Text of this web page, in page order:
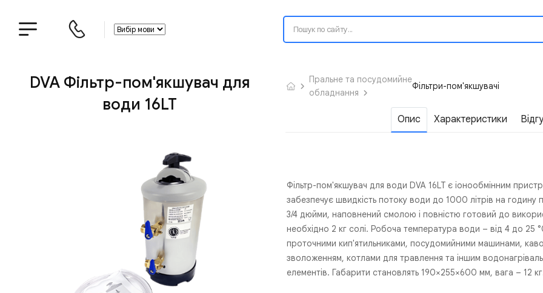
DVA Фільтр-пом'якшувач для
води 16LT
Пральне та посудомийне
обладнання
Фільтри-пом'якшувачі
Опис Характеристики
Фільтр-пом'якшувач для води DVA 16LT є іонообмінним
забезпечує швидкість потоку води до 1000 літрів на
3/4 дюйми, наповнений смолою і повністю готовий до
необхідно 2 кг солі. Робоча температура води – від 4 до 25
проточними кип'ятильниками, посудомийними машинами,
зволоженням, котлами для травлення та іншим
елементів. Габарити становлять 190×255×600 мм, вага – 12